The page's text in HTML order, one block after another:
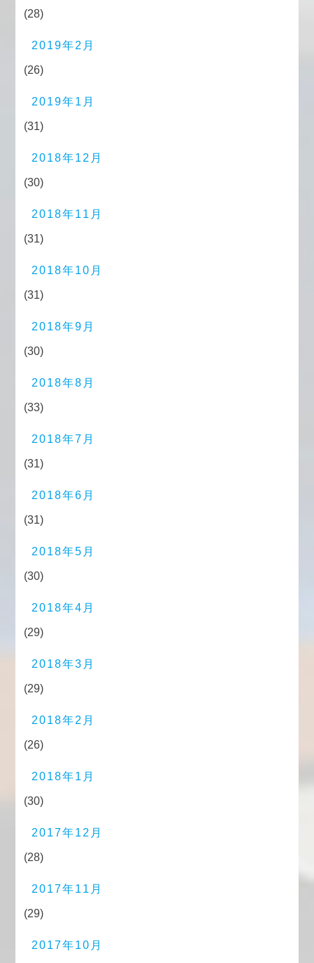
(28)
2019年2月
(26)
2019年1月
(31)
2018年12月
(30)
2018年11月
(31)
2018年10月
(31)
2018年9月
(30)
2018年8月
(33)
2018年7月
(31)
2018年6月
(31)
2018年5月
(30)
2018年4月
(29)
2018年3月
(29)
2018年2月
(26)
2018年1月
(30)
2017年12月
(28)
2017年11月
(29)
2017年10月